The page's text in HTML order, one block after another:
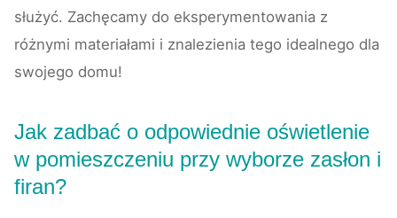
służyć. Zachęcamy do eksperymentowania z
różnymi materiałami i znalezienia tego idealnego dla
swojego domu!
Jak zadbać o odpowiednie oświetlenie
w pomieszczeniu przy wyborze zasłon i
firan?